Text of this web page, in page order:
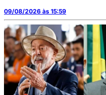
09/08/2026 às 15:59